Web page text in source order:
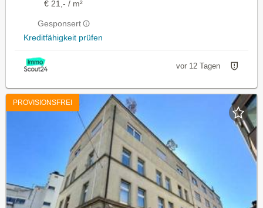
€ 21,- / m²
Gesponsert
Kreditfähigkeit prüfen
vor 12 Tagen
PROVISIONSFREI